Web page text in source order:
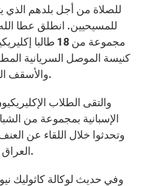
للصلاة من أجل بلدهم الذي
للمسيحيين. انطلق عطا
مجموعة من 18
كنيسة الموصل السريانية
والأسقف السابق جورج قس موسى.
والتقى الطلاب
الإسبانية بمجموعة من
وتحدثوا خلال اللقاء عن
العراق وما يحدق بهم من أخطار.
وفي حديث لوكالة كاثوليك